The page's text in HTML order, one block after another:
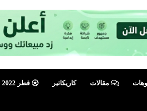
مقالات كاريكاتير قطر 2022